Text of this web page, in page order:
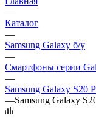
—
Каталог
—
Samsung Galaxy б/у
—
Смартфоны серии
—
Samsung Galaxy S20
—Samsung Galaxy